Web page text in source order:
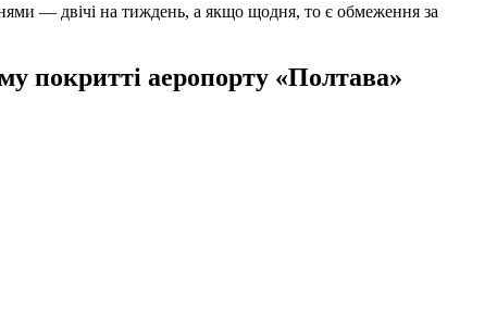
— двічі на тиждень, а якщо щодня, то є обмеження за
покритті аеропорту «Полтава»